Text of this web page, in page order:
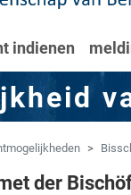
indienen
der